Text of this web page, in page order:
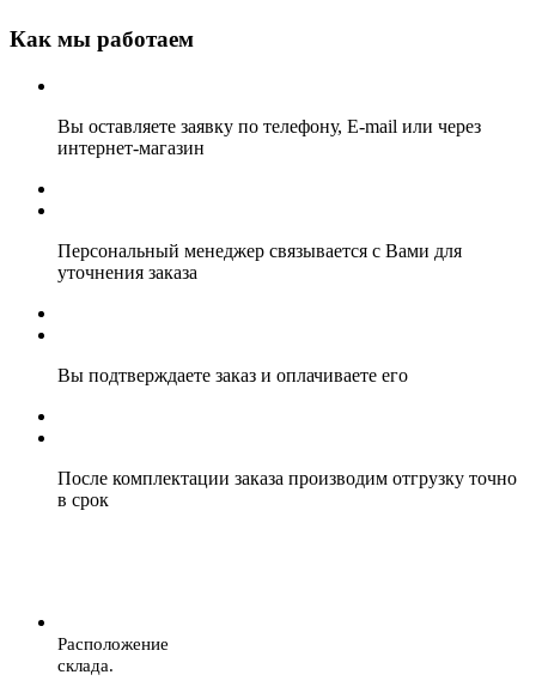
Как мы работаем
Вы оставляете заявку по телефону, E-mail или через
интернет-магазин
Персональный менеджер связывается с Вами для
уточнения заказа
Вы подтверждаете заказ и оплачиваете его
После комплектации заказа производим отгрузку точно
в срок
Расположение
склада.